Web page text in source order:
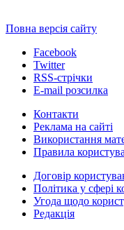
Повна версія сайту
Facebook
Twitter
RSS-стрічки
E-mail розсилка
Контакти
Реклама на сайті
Використання
Правила
Договір
Політика у сфері
Угода щодо
Редакція